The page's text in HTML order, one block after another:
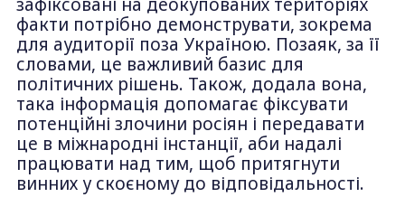
зафіксовані на деокупованих територіях
факти потрібно демонструвати, зокрема
для аудиторії поза Україною. Позаяк, за її
словами, це важливий базис для
політичних рішень. Також, додала вона,
така інформація допомагає фіксувати
потенційні злочини росіян і передавати
це в міжнародні інстанції, аби надалі
працювати над тим, щоб притягнути
винних у скоєному до відповідальності.